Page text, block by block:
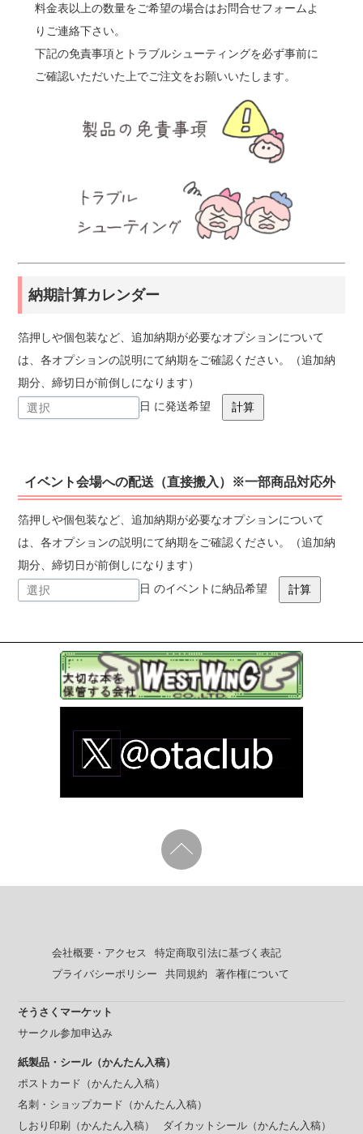
料金表以上の数量をご希望の場合はお問合せフォームよ
りご連絡下さい。
下記の免責事項とトラブルシューティングを必ず事前に
ご確認いただいた上でご注文をお願いいたします。
納期計算カレンダー
箔押しや個包装など、追加納期が必要なオプションについて
は、各オプションの説明にて納期をご確認ください。（追加納
期分、締切日が前倒しになります）
日 に発送希望
イベント会場への配送（直接搬入）※一部商品対応外
箔押しや個包装など、追加納期が必要なオプションについて
は、各オプションの説明にて納期をご確認ください。（追加納
期分、締切日が前倒しになります）
日 のイベントに納品希望
会社概要・アクセス
特定商取引法に基づく表記
プライバシーポリシー
共同規約 著作権について
そうさくマーケット
サークル参加申込み
紙製品・シール（かんたん入稿）
ポストカード（かんたん入稿）
名刺・ショップカード（かんたん入稿）
しおり印刷（かんたん入稿）
ダイカットシール（かんたん入稿）